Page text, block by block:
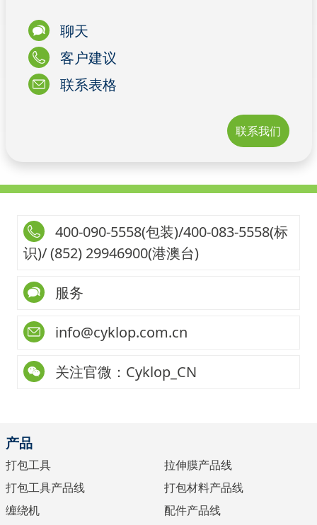
聊天
客户建议
联系表格
联系我们
400-090-5558(包装)/400-083-5558(标
识)/ (852) 29946900(港澳台)
服务
info@cyklop.com.cn
关注官微：Cyklop_CN
产品
打包工具
打包工具产品线
缠绕机
拉伸膜产品线
打包材料产品线
配件产品线